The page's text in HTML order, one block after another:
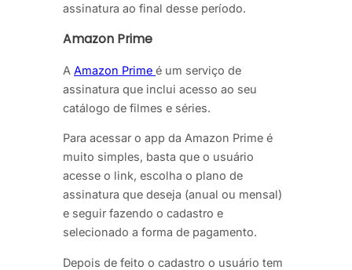
assinatura ao final desse período.
Amazon Prime
A Amazon Prime é um serviço de
assinatura que inclui acesso ao seu
catálogo de filmes e séries.
Para acessar o app da Amazon Prime é
muito simples, basta que o usuário
acesse o link, escolha o plano de
assinatura que deseja (anual ou mensal)
e seguir fazendo o cadastro e
selecionado a forma de pagamento.
Depois de feito o cadastro o usuário tem